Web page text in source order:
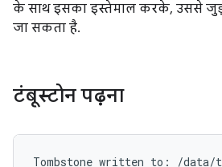
के साथ इसका इस्तेमाल करके, उससे
जा सकता है.
टंबूस्टोन पढ़ना